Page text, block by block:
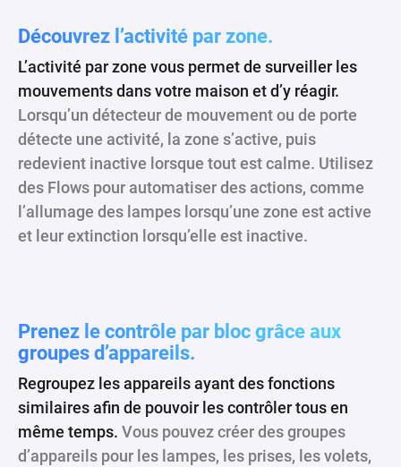
Découvrez l’activité par zone.
L’activité par zone vous permet de surveiller les
mouvements dans votre maison et d’y réagir.
Lorsqu’un détecteur de mouvement ou de porte
détecte une activité, la zone s’active, puis
redevient inactive lorsque tout est calme. Utilisez
des Flows pour automatiser des actions, comme
l’allumage des lampes lorsqu’une zone est active
et leur extinction lorsqu’elle est inactive.
Prenez le contrôle par bloc grâce aux
groupes d’appareils.
Regroupez les appareils ayant des fonctions
similaires afin de pouvoir les contrôler tous en
même temps. Vous pouvez créer des groupes
d’appareils pour les lampes, les prises, les volets,